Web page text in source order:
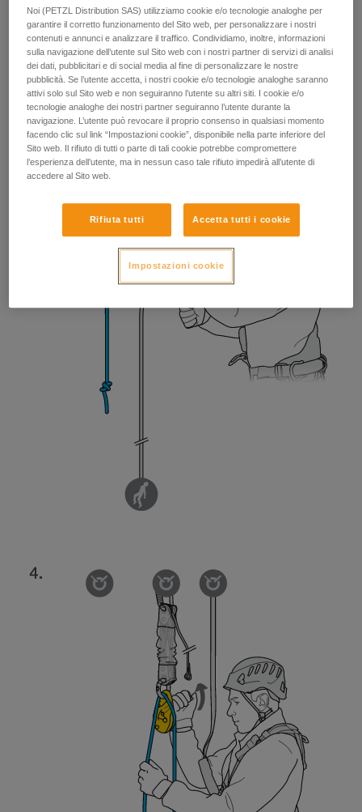
Noi (PETZL Distribution SAS) utilizziamo cookie e/o tecnologie analoghe per
garantire il corretto funzionamento del Sito web, per personalizzare i nostri
contenuti e annunci e analizzare il traffico. Condividiamo, inoltre, informazioni
sulla navigazione dell’utente sul Sito web con i nostri partner di servizi di analisi
dei dati, pubblicitari e di social media al fine di personalizzare le nostre
pubblicità. Se l’utente accetta, i nostri cookie e/o tecnologie analoghe saranno
attivi solo sul Sito web e non seguiranno l’utente su altri siti. I cookie e/o
tecnologie analoghe dei nostri partner seguiranno l’utente durante la
navigazione. L’utente può revocare il proprio consenso in qualsiasi momento
facendo clic sul link “Impostazioni cookie”, disponibile nella parte inferiore del
Sito web. Il rifiuto di tutti o parte di tali cookie potrebbe compromettere
l’esperienza dell’utente, ma in nessun caso tale rifiuto impedirà all’utente di
accedere al Sito web.
Rifiuta tutti Accetta tutti i cookie
Impostazioni cookie